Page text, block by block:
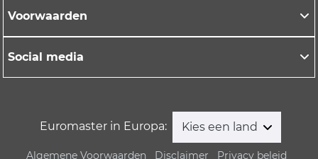
Voorwaarden
Social media
Euromaster in Europa: Kies een land
Algemene Voorwaarden Disclaimer Privacy beleid